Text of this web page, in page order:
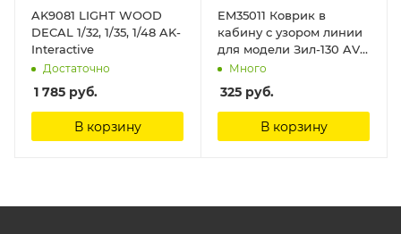
AK9081 LIGHT WOOD
DECAL 1/32, 1/35, 1/48 AK-
Interactive
Достаточно
1 785 руб.
В корзину
EM35011 Коврик в
кабину с узором линии
для модели Зил-130 AVD
Models (3501AVD)
Много
325 руб.
В корзину